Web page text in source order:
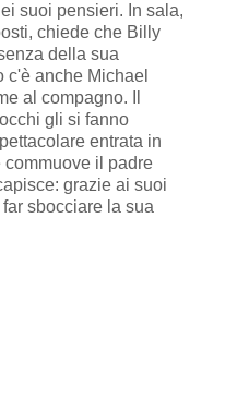
suoi pensieri. In sala,
chiede che Billy
della sua
c'è anche Michael
al compagno. Il
gli si fanno
entrata in
il padre
grazie ai suoi
sbocciare la sua